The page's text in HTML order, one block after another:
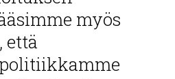
myös
että